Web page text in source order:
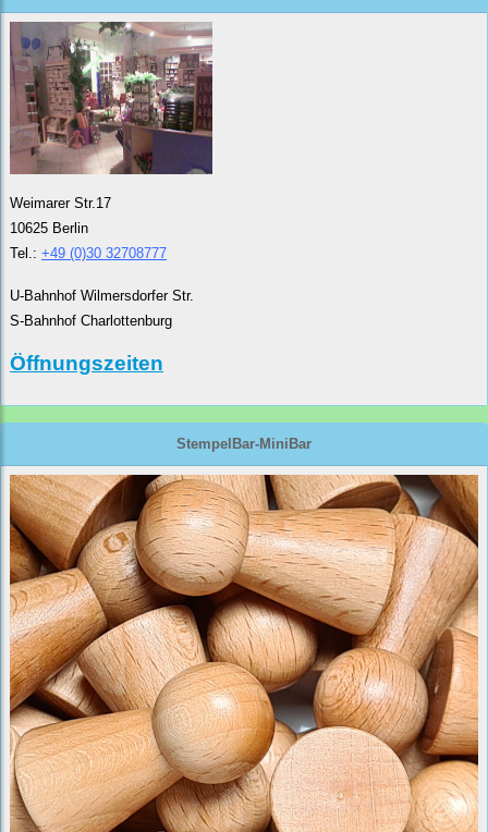
Weimarer Str.17
10625 Berlin
Tel.: +49 (0)30 32708777
U-Bahnhof Wilmersdorfer Str.
S-Bahnhof Charlottenburg
Öffnungszeiten
StempelBar-MiniBar